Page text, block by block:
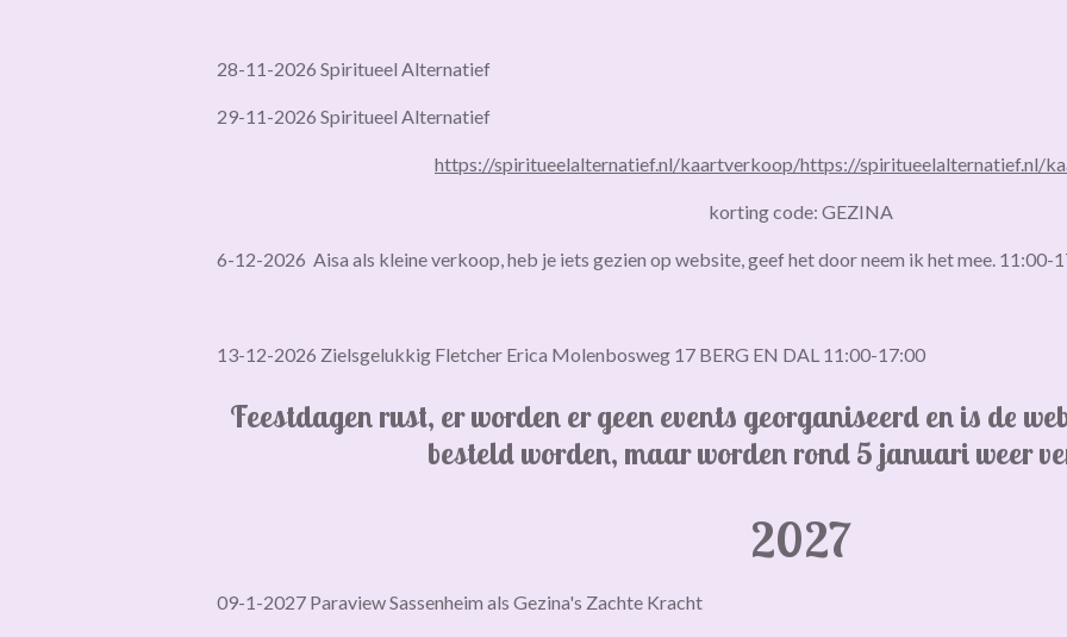
28-11-2026 Spiritueel Alternatief
29-11-2026 Spiritueel Alternatief
https://spiritueelalternatief.nl/kaartverkoop/https://spiritueelalternatief.nl/
korting code: GEZINA
6-12-2026 Aisa als kleine verkoop, heb je iets gezien op website, geef het door neem ik het mee. 11:00-
13-12-2026 Zielsgelukkig Fletcher Erica Molenbosweg 17 BERG EN DAL 11:00-17:00
Feestdagen rust, er worden er geen events georganiseerd en is de
besteld worden, maar worden rond 5 januari weer
2027
09-1-2027 Paraview Sassenheim als Gezina's Zachte Kracht